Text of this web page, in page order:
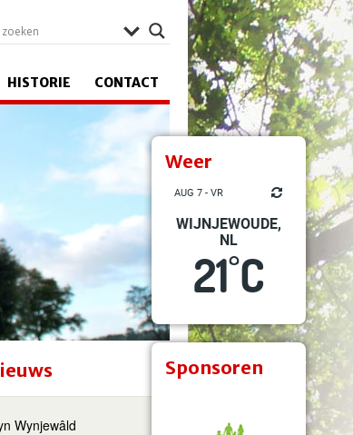
Weer
AUG 7 - VR
WIJNJEWOUDE,
NL
21°C
Sponsoren
HISTORIE CONTACT
Wynjewâld